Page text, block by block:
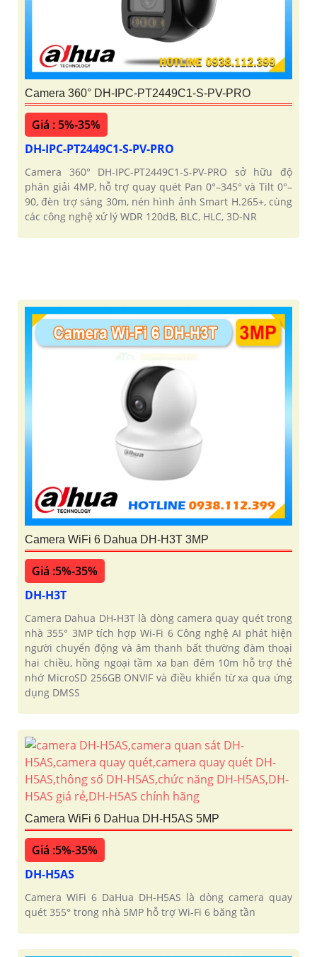
Camera 360° DH-IPC-PT2449C1-S-PV-PRO
Giá : 5%-35%
DH-IPC-PT2449C1-S-PV-PRO
Camera 360° DH-IPC-PT2449C1-S-PV-PRO sở hữu độ
phân giải 4MP, hỗ trợ quay quét Pan 0°–345° và Tilt 0°–
90, đèn trợ sáng 30m, nén hình ảnh Smart H.265+, cùng
các công nghệ xử lý WDR 120dB, BLC, HLC, 3D-NR
Camera WiFi 6 Dahua DH-H3T 3MP
Giá :5%-35%
DH-H3T
Camera Dahua DH-H3T là dòng camera quay quét trong
nhà 355° 3MP tích hợp Wi-Fi 6 Công nghệ AI phát hiện
người chuyển động và âm thanh bất thường đàm thoại
hai chiều, hồng ngoại tầm xa ban đêm 10m hỗ trợ thẻ
nhớ MicroSD 256GB ONVIF và điều khiển từ xa qua ứng
dụng DMSS
Camera WiFi 6 DaHua DH-H5AS 5MP
Giá :5%-35%
DH-H5AS
Camera WiFi 6 DaHua DH-H5AS là dòng camera quay
quét 355° trong nhà 5MP hỗ trợ Wi-Fi 6 băng tần